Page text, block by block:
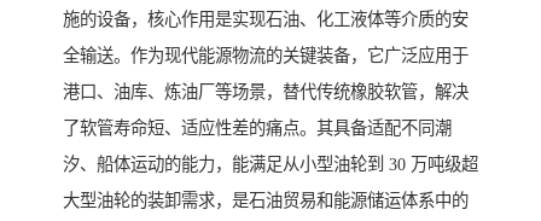
施的设备，核心作用是实现石油、化工液体等介质的安
全输送。作为现代能源物流的关键装备，它广泛应用于
港口、油库、炼油厂等场景，替代传统橡胶软管，解决
了软管寿命短、适应性差的痛点。其具备适配不同潮
汐、船体运动的能力，能满足从小型油轮到 30 万吨级超
大型油轮的装卸需求，是石油贸易和能源储运体系中的